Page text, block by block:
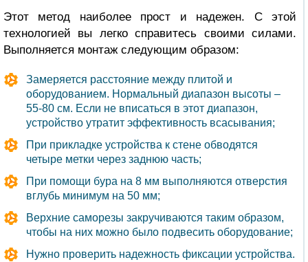
Этот метод наиболее прост и надежен. С этой
технологией вы легко справитесь своими силами.
Выполняется монтаж следующим образом:
Замеряется расстояние между плитой и
оборудованием. Нормальный диапазон высоты –
55-80 см. Если не вписаться в этот диапазон,
устройство утратит эффективность всасывания;
При прикладке устройства к стене обводятся
четыре метки через заднюю часть;
При помощи бура на 8 мм выполняются отверстия
вглубь минимум на 50 мм;
Верхние саморезы закручиваются таким образом,
чтобы на них можно было подвесить оборудование;
Нужно проверить надежность фиксации устройства.